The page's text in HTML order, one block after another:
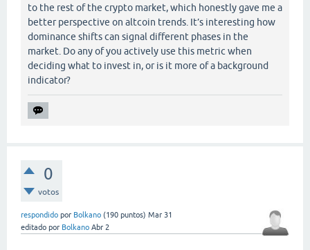
to the rest of the crypto market, which honestly gave me a
better perspective on altcoin trends. It’s interesting how
dominance shifts can signal different phases in the
market. Do any of you actively use this metric when
deciding what to invest in, or is it more of a background
indicator?
0
votos
respondido por Bolkano (190 puntos) Mar 31
editado por Bolkano Abr 2